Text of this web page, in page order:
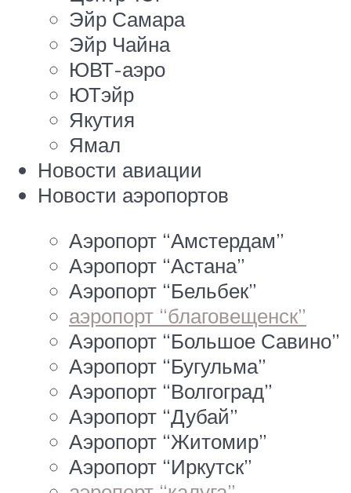
Эйр Самара
Эйр Чайна
ЮВТ-аэро
ЮТэйр
Якутия
Ямал
Новости авиации
Новости аэропортов
Аэропорт “Амстердам”
Аэропорт “Астана”
Аэропорт “Бельбек”
аэропорт “благовещенск”
Аэропорт “Большое Савино”
Аэропорт “Бугульма”
Аэропорт “Волгоград”
Аэропорт “Дубай”
Аэропорт “Житомир”
Аэропорт “Иркутск”